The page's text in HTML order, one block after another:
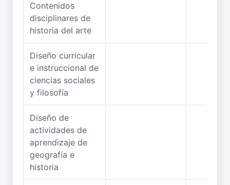
Contenidos
disciplinares de
historia del arte
Diseño curricular
e instruccional de
ciencias sociales
y filosofía
Diseño de
actividades de
aprendizaje de
geografía e
historia